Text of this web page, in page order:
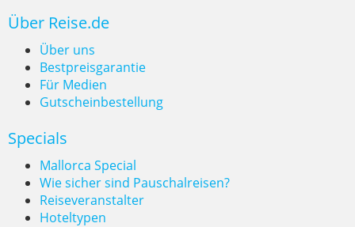
Über Reise.de
Über uns
Bestpreisgarantie
Für Medien
Gutscheinbestellung
Specials
Mallorca Special
Wie sicher sind Pauschalreisen?
Reiseveranstalter
Hoteltypen